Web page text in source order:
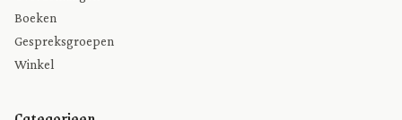
Boeken
Gespreksgroepen
Winkel